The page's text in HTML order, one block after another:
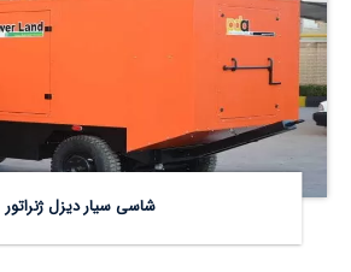
شاسی سیار دیزل ژنراتور